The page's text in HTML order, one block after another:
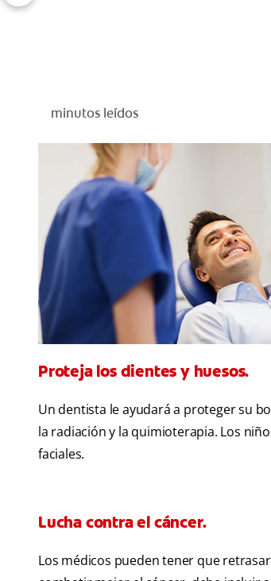
minutos leídos
Proteja los dientes y huesos.
Un dentista le ayudará a proteger su
la radiación y la quimioterapia. Los
faciales.
Lucha contra el cáncer.
Los médicos pueden tener que